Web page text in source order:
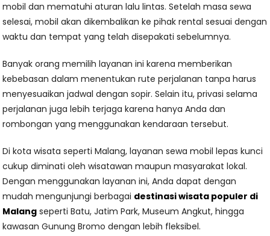
mobil dan mematuhi aturan lalu lintas. Setelah masa sewa
selesai, mobil akan dikembalikan ke pihak rental sesuai dengan
waktu dan tempat yang telah disepakati sebelumnya.
Banyak orang memilih layanan ini karena memberikan
kebebasan dalam menentukan rute perjalanan tanpa harus
menyesuaikan jadwal dengan sopir. Selain itu, privasi selama
perjalanan juga lebih terjaga karena hanya Anda dan
rombongan yang menggunakan kendaraan tersebut.
Di kota wisata seperti Malang, layanan sewa mobil lepas kunci
cukup diminati oleh wisatawan maupun masyarakat lokal.
Dengan menggunakan layanan ini, Anda dapat dengan
mudah mengunjungi berbagai destinasi wisata populer di
Malang seperti Batu, Jatim Park, Museum Angkut, hingga
kawasan Gunung Bromo dengan lebih fleksibel.